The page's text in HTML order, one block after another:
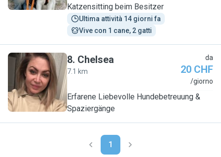
Katzensitting beim Besitzer
Ultima attività 14 giorni fa
Vive con 1 cane, 2 gatti
C
8. Chelsea
7.1 km
da
20 CHF
/giorno
Erfarene Liebevolle Hundebetreuung &
Spaziergänge
1